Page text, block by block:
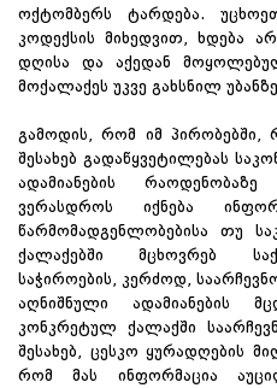
ოქტომბერს ტარდება.
კოდექსის მიხედვით, ხდება
დღისა და აქედან
მოქალაქეს უკვე გახსნილ
გამოდის, რომ იმ პირობებში,
შესახებ გადაწყვეტილებას
ადამიანების
ვერასდროს იქნება
წარმომადგენლობებისა თუ
ქალაქებში მცხოვრებ
საჭიროების, კერძოდ, საარჩევნო
აღნიშნული ადამიანების
კონკრეტულ ქალაქში
შესახებ, ცესკო ყურადღების
რომ მას ინფორმაცია